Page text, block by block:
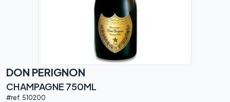
DON PERIGNON
CHAMPAGNE 750ML
#ref. 510200